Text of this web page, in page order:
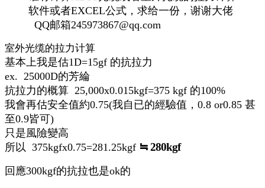
软件或者EXCEL公式，求给一份，谢谢大佬
QQ邮箱245973867@qq.com
室外光缆的拉力计算
基本上我是估1D=15gf 的抗拉力
ex. 25000D的芳綸
抗拉力的概算 25,000x0.015kgf=375 kgf 的100%
我會再估安全值約0.75(我自已的經驗值，0.8 or0.85 甚
至0.9皆可)
只是風險變高
所以 375kgfx0.75=281.25kgf ≒ 280kgf
回應300kgf的抗拉也是ok的